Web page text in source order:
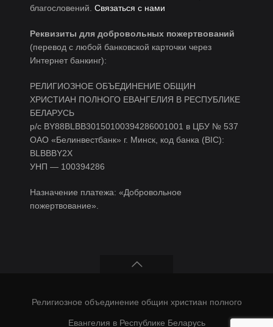
благословений. Связаться с нами
Реквизиты для добровольных пожертвований
(перевод с любой банковской карточки через
Интернет банкинг):
РЕЛИГИОЗНОЕ ОБЪЕДИНЕНИЕ ОБЩИН
ХРИСТИАН ПОЛНОГО ЕВАНГЕЛИЯ В РЕСПУБЛИКЕ
БЕЛАРУСЬ
р/c BY88BLBB30150100394286001001 в ЦБУ № 537
ОАО «Белинвестбанк» г. Минск, код банка (BIC):
BLBBBY2X
УНП — 100394286
Назначение платежа: «Добровольное
пожертвование».
Религиозное объединение общин христиан полного
Евангелия в Республике Беларусь